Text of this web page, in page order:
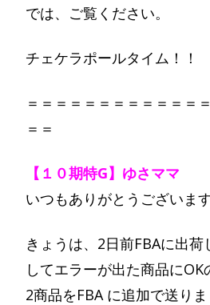
では、ご覧ください。
チェケラポールタイム！！
＝＝＝＝＝＝＝＝＝＝＝＝
＝＝
【１０期特G】ゆさママ
いつもありがとうございます
きょうは、2日前FBAに出荷
してエラーが出た商品にOK
2商品をFBA に追加で送り